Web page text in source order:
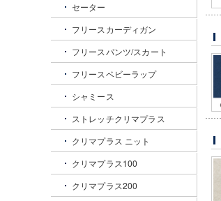
セーター
フリースカーディガン
フリースパンツ/スカート
フリースベビーラップ
シャミース
ストレッチクリマプラス
クリマプラス ニット
クリマプラス100
クリマプラス200